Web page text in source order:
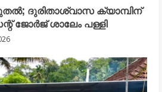
ദുരിതാശ്വാസ ക്യാമ്പിന്
ജോർജ് ശാലേം പള്ളി